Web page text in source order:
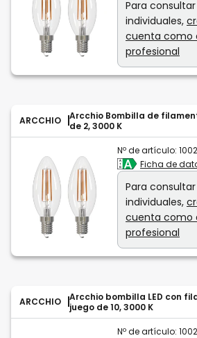
Para
individuales,
cuenta como
profesional
ARCCHIO
Arcchio Bombilla de
de 2, 3000 K
Nº de artículo:
Ficha de
Para
individuales,
cuenta como
profesional
ARCCHIO
Arcchio bombilla LED con
juego de 10, 3000 K
Nº de artículo: